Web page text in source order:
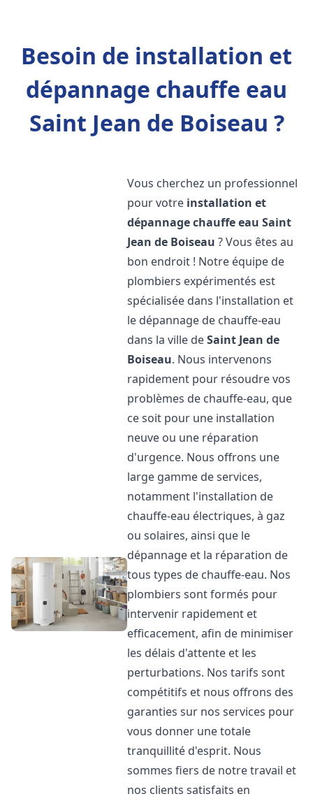
Besoin de installation et
dépannage chauffe eau
Saint Jean de Boiseau ?
Vous cherchez un professionnel
pour votre installation et
dépannage chauffe eau Saint
Jean de Boiseau ? Vous êtes au
bon endroit ! Notre équipe de
plombiers expérimentés est
spécialisée dans l'installation et
le dépannage de chauffe-eau
dans la ville deSaint Jean de
Boiseau. Nous intervenons
rapidement pour résoudre vos
problèmes de chauffe-eau, que
ce soit pour une installation
neuve ou une réparation
d'urgence. Nous offrons une
large gamme de services,
notamment l'installation de
chauffe-eau électriques, à gaz
ou solaires, ainsi que le
dépannage et la réparation de
tous types de chauffe-eau. Nos
plombiers sont formés pour
intervenir rapidement et
efficacement, afin de minimiser
les délais d'attente et les
perturbations. Nos tarifs sont
compétitifs et nous offrons des
garanties sur nos services pour
vous donner une totale
tranquillité d'esprit. Nous
sommes fiers de notre travail et
nos clients satisfaits en